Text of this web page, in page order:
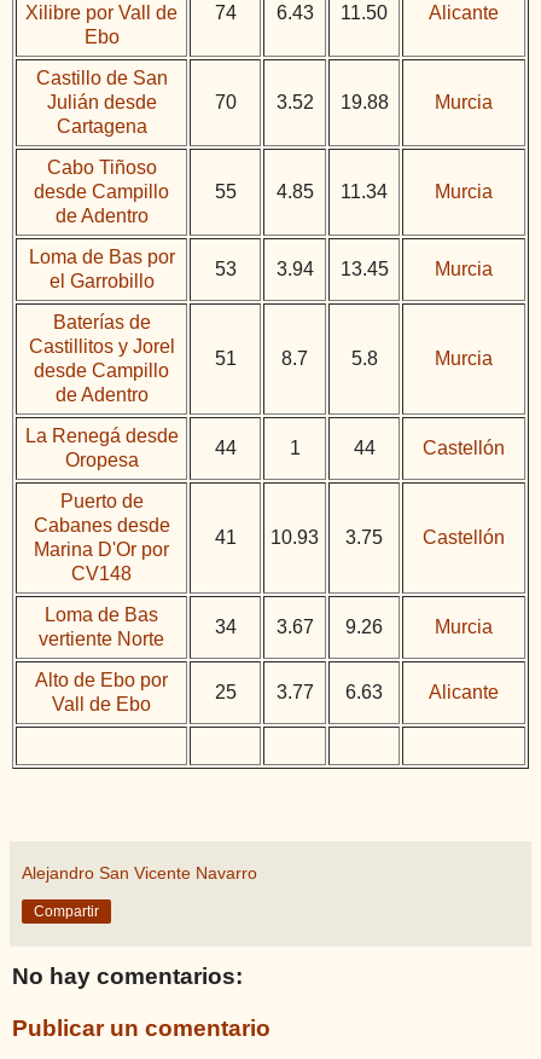
Xilibre por Vall de
Ebo
74 6.43 11.50 Alicante
Castillo de San
Julián desde
Cartagena
70 3.52 19.88 Murcia
Cabo Tiñoso
desde Campillo
de Adentro
55 4.85 11.34 Murcia
Loma de Bas por
el Garrobillo
53 3.94 13.45 Murcia
Baterías de
Castillitos y Jorel
desde Campillo
de Adentro
51 8.7 5.8 Murcia
La Renegá desde
Oropesa
44 1 44 Castellón
Puerto de
Cabanes desde
Marina D'Or por
CV148
41 10.93 3.75 Castellón
Loma de Bas
vertiente Norte
34 3.67 9.26 Murcia
Alto de Ebo por
Vall de Ebo
25 3.77 6.63 Alicante
Alejandro San Vicente Navarro
Compartir
No hay comentarios:
Publicar un comentario